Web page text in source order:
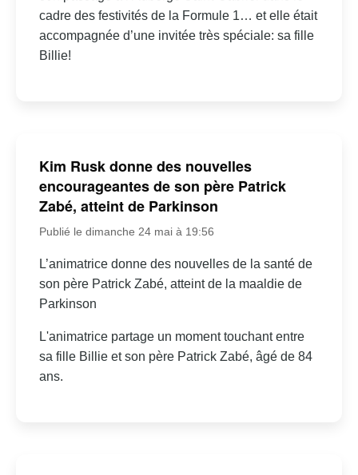
cadre des festivités de la Formule 1… et elle était
accompagnée d’une invitée très spéciale: sa fille
Billie!
Kim Rusk donne des nouvelles
encourageantes de son père Patrick
Zabé, atteint de Parkinson
Publié le dimanche 24 mai à 19:56
L’animatrice donne des nouvelles de la santé de
son père Patrick Zabé, atteint de la maaldie de
Parkinson
L'animatrice partage un moment touchant entre
sa fille Billie et son père Patrick Zabé, âgé de 84
ans.